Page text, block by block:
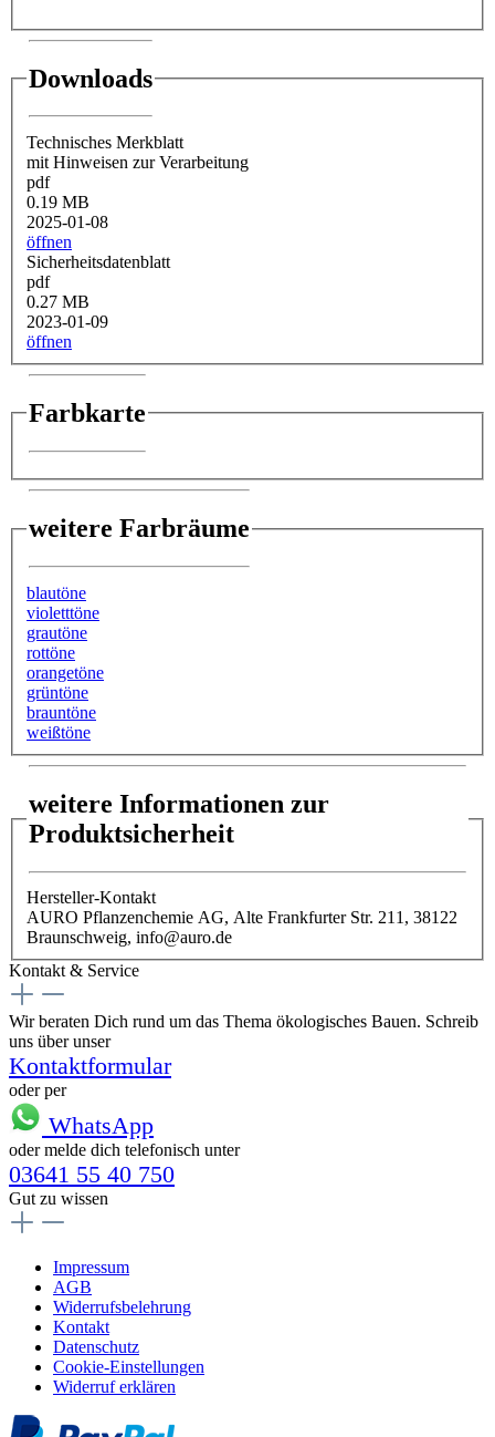
Downloads
Technisches Merkblatt
mit Hinweisen zur Verarbeitung
pdf
0.19 MB
2025-01-08
öffnen
Sicherheitsdatenblatt
pdf
0.27 MB
2023-01-09
öffnen
Farbkarte
weitere Farbräume
blautöne
violetttöne
grautöne
rottöne
orangetöne
grüntöne
brauntöne
weißtöne
weitere Informationen zur
Produktsicherheit
Hersteller-Kontakt
AURO Pflanzenchemie AG, Alte Frankfurter Str. 211, 38122
Braunschweig, info@auro.de
Kontakt & Service
Wir beraten Dich rund um das Thema ökologisches Bauen. Schreib
uns über unser
Kontaktformular
oder per
WhatsApp
oder melde dich telefonisch unter
03641 55 40 750
Gut zu wissen
Impressum
AGB
Widerrufsbelehrung
Kontakt
Datenschutz
Cookie-Einstellungen
Widerruf erklären